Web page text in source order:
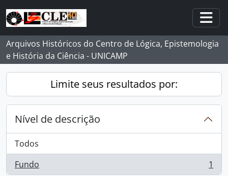
Skip to main content
Arquivos Históricos do Centro de Lógica, Epistemologia
e História da Ciência - UNICAMP
Limite seus resultados por:
Nível de descrição
Todos
Fundo
, 1 resultados 1